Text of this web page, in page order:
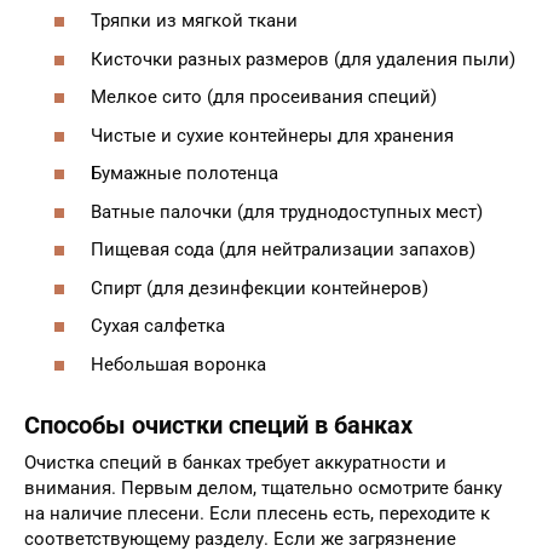
Тряпки из мягкой ткани
Кисточки разных размеров (для удаления пыли)
Мелкое сито (для просеивания специй)
Чистые и сухие контейнеры для хранения
Бумажные полотенца
Ватные палочки (для труднодоступных мест)
Пищевая сода (для нейтрализации запахов)
Спирт (для дезинфекции контейнеров)
Сухая салфетка
Небольшая воронка
Способы очистки специй в банках
Очистка специй в банках требует аккуратности и
внимания. Первым делом, тщательно осмотрите банку
на наличие плесени. Если плесень есть, переходите к
соответствующему разделу. Если же загрязнение